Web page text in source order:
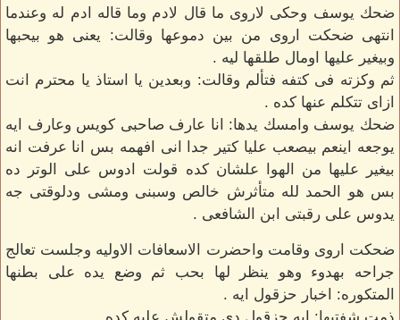
ضحك يوسف وحكى لاروى ما قال لادم وما قاله ادم له وعندما
انتهى ضحكت اروى من بين دموعها وقالت: يعنى هو بيحبها
وبيغير عليها اومال طلقها ليه .
ثم وكزته فى كتفه فتألم وقالت: وبعدين يا استاذ يا محترم انت
ازاى تتكلم عنها كده .
ضحك يوسف وامسك يدها: انا عارف صاحبى كويس وعارف ايه
يوجعه اينعم بيصعب عليا كتير جدا انى افهمه بس انا عرفت انه
بيغير عليها من الهوا علشان كده قولت ادوس على الوتر ده
بس هو الحمد لله متأثرش خالص وسبنى ومشى ودلوقتى جه
يدوس على رقبتى ابن الشافعى .
ضحكت اروى وقامت واحضرت الاسعافات الاوليه وجلست تعالج
جراحه بهدوء وهو ينظر لها بحب ثم وضع يده على بطنها
المتكوره: اخبار حزقول ايه .